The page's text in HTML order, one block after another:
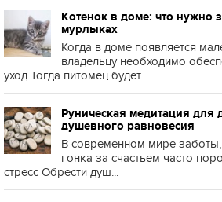
Котенок в доме: что нужно
мурлыках
Когда в доме появляется
владельцу необходимо
уход Тогда питомец будет...
Руническая медитация для
душевного равновесия
В современном мире
гонка за счастьем часто
стресс Обрести душ...